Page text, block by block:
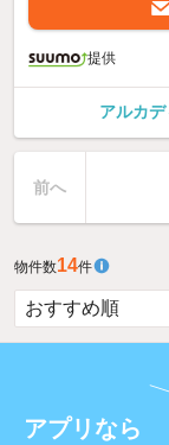
提供
アルカ
前へ
物件数14件
アプリなら